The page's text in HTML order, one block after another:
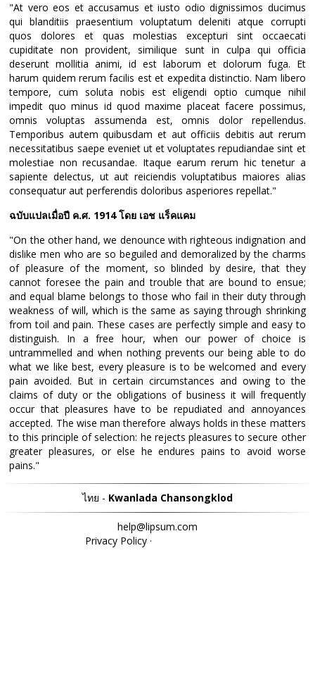
"At vero eos et accusamus et iusto odio dignissimos ducimus
qui blanditiis praesentium voluptatum deleniti atque corrupti
quos dolores et quas molestias excepturi sint occaecati
cupiditate non provident, similique sunt in culpa qui officia
deserunt mollitia animi, id est laborum et dolorum fuga. Et
harum quidem rerum facilis est et expedita distinctio. Nam libero
tempore, cum soluta nobis est eligendi optio cumque nihil
impedit quo minus id quod maxime placeat facere possimus,
omnis voluptas assumenda est, omnis dolor repellendus.
Temporibus autem quibusdam et aut officiis debitis aut rerum
necessitatibus saepe eveniet ut et voluptates repudiandae sint et
molestiae non recusandae. Itaque earum rerum hic tenetur a
sapiente delectus, ut aut reiciendis voluptatibus maiores alias
consequatur aut perferendis doloribus asperiores repellat."
ฉบับแปลเมื่อปี ค.ศ. 1914 โดย เอช แร็คแคม
"On the other hand, we denounce with righteous indignation and
dislike men who are so beguiled and demoralized by the charms
of pleasure of the moment, so blinded by desire, that they
cannot foresee the pain and trouble that are bound to ensue;
and equal blame belongs to those who fail in their duty through
weakness of will, which is the same as saying through shrinking
from toil and pain. These cases are perfectly simple and easy to
distinguish. In a free hour, when our power of choice is
untrammelled and when nothing prevents our being able to do
what we like best, every pleasure is to be welcomed and every
pain avoided. But in certain circumstances and owing to the
claims of duty or the obligations of business it will frequently
occur that pleasures have to be repudiated and annoyances
accepted. The wise man therefore always holds in these matters
to this principle of selection: he rejects pleasures to secure other
greater pleasures, or else he endures pains to avoid worse
pains."
ไทย - Kwanlada Chansongklod
help@lipsum.com
Privacy Policy·